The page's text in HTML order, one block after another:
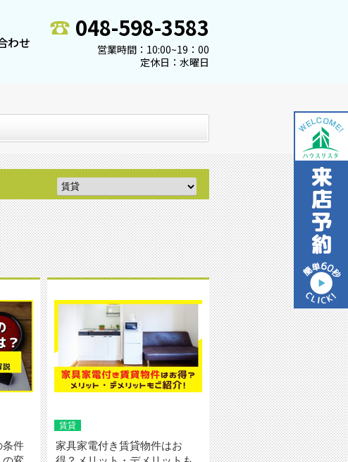
わせ
048-598-3583
営業時間：10:00~19：00
定休日：水曜日
条件
賃貸
家具家電付き賃貸物件はお